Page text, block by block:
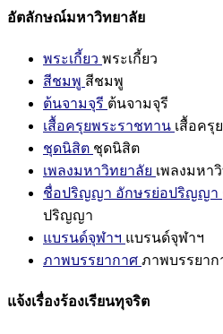
อัตลักษณ์มหาวิทยาลัย
พระเกี้ยว พระเกี้ยว
สีชมพู สีชมพู
ต้นจามจุรี ต้นจามจุรี
เสื้อครุยพระราชทาน เสื้อครุ
ชุดนิสิต ชุดนิสิต
เพลงมหาวิทยาลัย เพลงมหา
ชื่อปริญญา อักษรย่อปริญญา
ปริญญา
แบรนด์จุฬาฯ แบรนด์จุฬาฯ
ภาพบรรยากาศ ภาพบรรยาก
แจ้งเรื่องร้องเรียนทุจริต